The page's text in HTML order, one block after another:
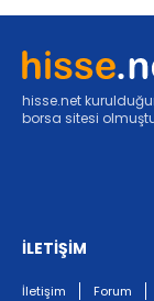
hisse.net
borsa sitesi
İLETİŞİM
İletişim Forum